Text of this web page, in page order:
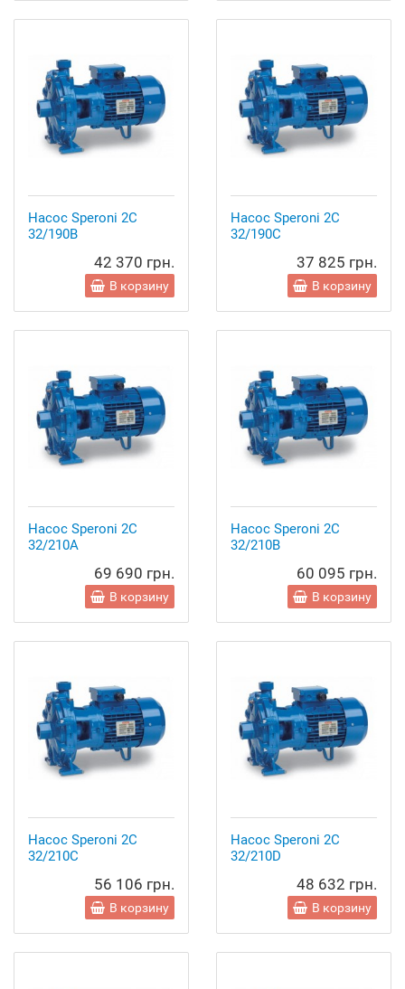
Насос Speroni 2C
32/190B
42 370 грн.
В корзину
Насос Speroni 2C
32/190C
37 825 грн.
В корзину
Насос Speroni 2C
32/210A
69 690 грн.
В корзину
Насос Speroni 2C
32/210B
60 095 грн.
В корзину
Насос Speroni 2C
32/210C
56 106 грн.
В корзину
Насос Speroni 2C
32/210D
48 632 грн.
В корзину